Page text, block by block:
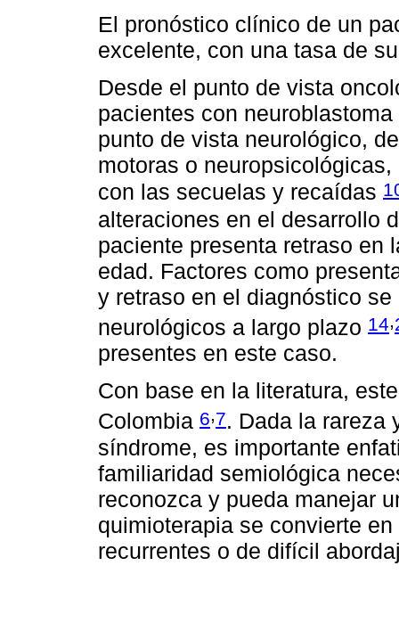
El pronóstico clínico de un
excelente, con una tasa de
Desde el punto de vista
pacientes con
punto de vista neurológico,
motoras o
con las secuelas y recaídas
alteraciones en el desarrollo
paciente presenta retraso en
edad. Factores como
y retraso en el diagnóstico
neurológicos a largo plazo 14,
presentes en este caso.
Con base en la literatura,
Colombia 6,7. Dada la rareza
síndrome, es importante
familiaridad semiológica
reconozca y pueda manejar
quimioterapia se convierte
recurrentes o de difícil